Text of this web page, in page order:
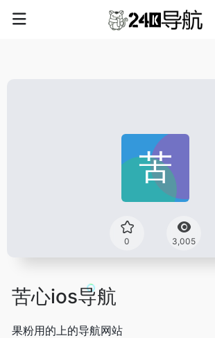
0 3,005
苦心ios导航
果粉用的上的导航网站